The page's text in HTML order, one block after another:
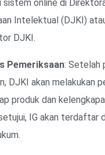
sistem online di
Intelektual (DJKI)
DJKI.
Pemeriksaan: Setelah
DJKI akan melakukan
produk dan
IG akan terdaftar